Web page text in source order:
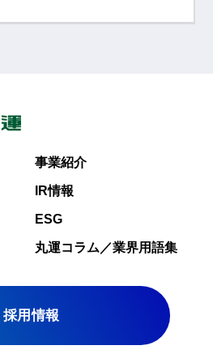
事業紹介
IR情報
ESG
丸運コラム／業界用語集
採用情報